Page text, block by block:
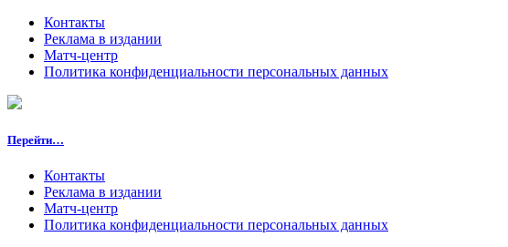
Контакты
Реклама в издании
Матч-центр
Политика конфиденциальности персональных данных
Перейти…
Контакты
Реклама в издании
Матч-центр
Политика конфиденциальности персональных данных